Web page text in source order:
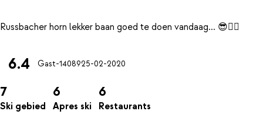
6.4 Gast-1408925-02-2020
7
Ski gebied
6
Apres ski
6
Restaurants